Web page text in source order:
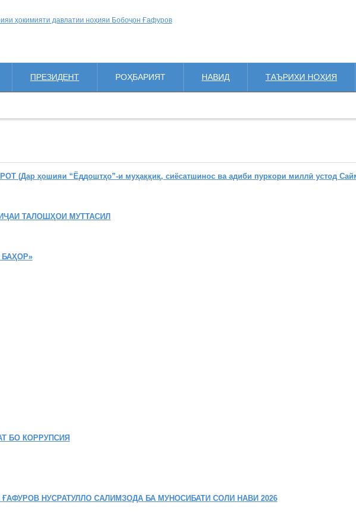
ПРЕЗИДЕНТ РОҲБАРИЯТ НАВИД ТАЪРИХИ НОҲИЯ
(Дар ҳошияи “Ёддоштҳо”-и муҳаққиқ, сиёсатшинос ва адиби пуркори миллӣ устод
ТАЛОШҲОИ МУТТАСИЛ
БО КОРРУПСИЯ
НУСРАТУЛЛО САЛИМЗОДА БА МУНОСИБАТИ СОЛИ НАВИ 2026